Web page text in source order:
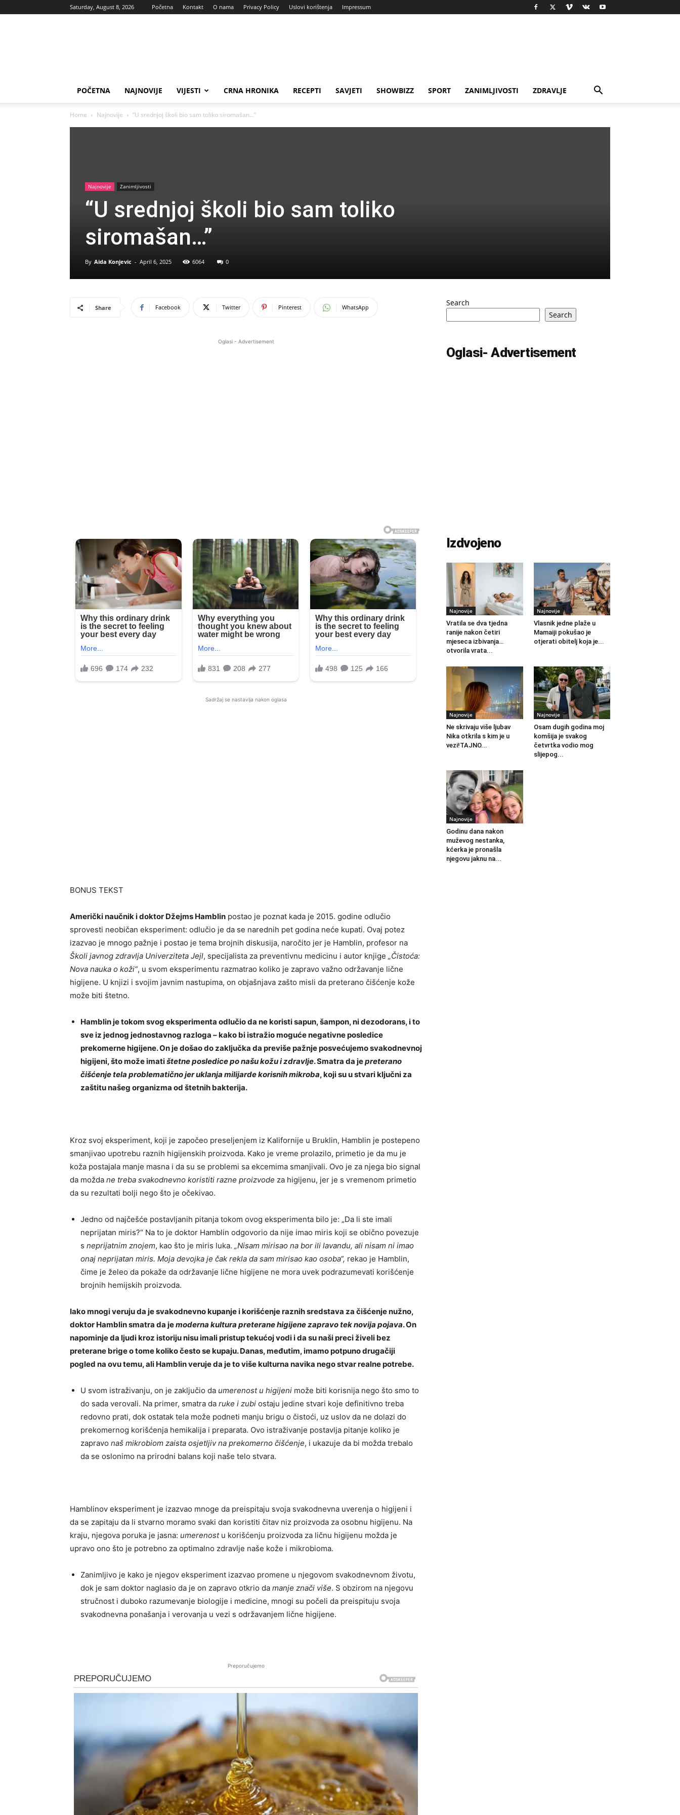
Saturday, August 8, 2026 Početna Kontakt O nama Privacy Policy Uslovi korištenja Impressum
POČETNA NAJNOVIJE VIJESTI CRNA HRONIKA RECEPTI SAVJETI SHOWBIZZ SPORT ZANIMLJIVOSTI ZDRAVLJE
Home Najnovije “U srednjoj školi bio sam toliko siromašan…”
Najnovije Zanimljivosti
“U srednjoj školi bio sam toliko
siromašan…”
By Aida Konjevic - April 6, 2025 6064 0
Share Facebook Twitter Pinterest WhatsApp
Oglasi - Advertisement
Sadržaj se nastavlja nakon oglasa
BONUS TEKST
Američki naučnik i doktor Džejms Hamblin postao je poznat kada je 2015. godine odlučio
sprovesti neobičan eksperiment: odlučio je da se narednih pet godina neće kupati. Ovaj potez
izazvao je mnogo pažnje i postao je tema brojnih diskusija, naročito jer je Hamblin, profesor na
Školi javnog zdravlja Univerziteta Jejl, specijalista za preventivnu medicinu i autor knjige „Čistoća:
Nova nauka o koži“, u svom eksperimentu razmatrao koliko je zapravo važno održavanje lične
higijene. U knjizi i svojim javnim nastupima, on objašnjava zašto misli da preterano čišćenje kože
može biti štetno.
Hamblin je tokom svog eksperimenta odlučio da ne koristi sapun, šampon, ni dezodorans, i to
sve iz jednog jednostavnog razloga – kako bi istražio moguće negativne posledice
prekomerne higijene. On je došao do zaključka da previše pažnje posvećujemo svakodnevnoj
higijeni, što može imatištetne posledice po našu kožu i zdravlje. Smatra da jepreterano
čišćenje tela problematično jer uklanja milijarde korisnih mikroba, koji su u stvari ključni za
zaštitu našeg organizma od štetnih bakterija.
Kroz svoj eksperiment, koji je započeo preseljenjem iz Kalifornije u Bruklin, Hamblin je postepeno
smanjivao upotrebu raznih higijenskih proizvoda. Kako je vreme prolazilo, primetio je da mu je
koža postajala manje masna i da su se problemi sa ekcemima smanjivali. Ovo je za njega bio signal
da možda ne treba svakodnevno koristiti razne proizvode za higijenu, jer je s vremenom primetio
da su rezultati bolji nego što je očekivao.
Jedno od najčešće postavljanih pitanja tokom ovog eksperimenta bilo je: „Da li ste imali
neprijatan miris?“ Na to je doktor Hamblin odgovorio da nije imao miris koji se obično povezuje
s neprijatnim znojem, kao što je miris luka. „Nisam mirisao na bor ili lavandu, ali nisam ni imao
onaj neprijatan miris. Moja devojka je čak rekla da sam mirisao kao osoba“, rekao je Hamblin,
čime je želeo da pokaže da održavanje lične higijene ne mora uvek podrazumevati korišćenje
brojnih hemijskih proizvoda.
Iako mnogi veruju da je svakodnevno kupanje i korišćenje raznih sredstava za čišćenje nužno,
doktor Hamblin smatra da jemoderna kultura preterane higijene zapravo tek novija pojava. On
napominje da ljudi kroz istoriju nisu imali pristup tekućoj vodi i da su naši preci živeli bez
preterane brige o tome koliko često se kupaju. Danas, međutim, imamo potpuno drugačiji
pogled na ovu temu, ali Hamblin veruje da je to više kulturna navika nego stvar realne potrebe.
U svom istraživanju, on je zaključio da umerenost u higijeni može biti korisnija nego što smo to
do sada verovali. Na primer, smatra da ruke i zubi ostaju jedine stvari koje definitivno treba
redovno prati, dok ostatak tela može podneti manju brigu o čistoći, uz uslov da ne dolazi do
prekomernog korišćenja hemikalija i preparata. Ovo istraživanje postavlja pitanje koliko je
zapravo naš mikrobiom zaista osjetljiv na prekomerno čišćenje, i ukazuje da bi možda trebalo
da se oslonimo na prirodni balans koji naše telo stvara.
Hamblinov eksperiment je izazvao mnoge da preispitaju svoja svakodnevna uverenja o higijeni i
da se zapitaju da li stvarno moramo svaki dan koristiti čitav niz proizvoda za osobnu higijenu. Na
kraju, njegova poruka je jasna: umerenostu korišćenju proizvoda za ličnu higijenu možda je
upravo ono što je potrebno za optimalno zdravlje naše kože i mikrobioma.
Zanimljivo je kako je njegov eksperiment izazvao promene u njegovom svakodnevnom životu,
dok je sam doktor naglasio da je on zapravo otkrio da manje znači više. S obzirom na njegovu
stručnost i duboko razumevanje biologije i medicine, mnogi su počeli da preispituju svoja
svakodnevna ponašanja i verovanja u vezi s održavanjem lične higijene.
Preporučujemo
Search
Search
Oglasi- Advertisement
Izdvojeno
Najnovije
Vratila se dva tjedna
ranije nakon četiri
mjeseca izbivanja…
otvorila vrata...
Najnovije
Vlasnik jedne plaže u
Mamaiji pokušao je
otjerati obitelj koja je...
Najnovije
Ne skrivaju više ljubav
Nika otkrila s kim je u
vezi!TAJNO...
Najnovije
Osam dugih godina moj
komšija je svakog
četvrtka vodio mog
slijepog...
Najnovije
Godinu dana nakon
muževog nestanka,
kćerka je pronašla
njegovu jaknu na...